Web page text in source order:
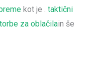
kot je . taktični
za oblačilain še